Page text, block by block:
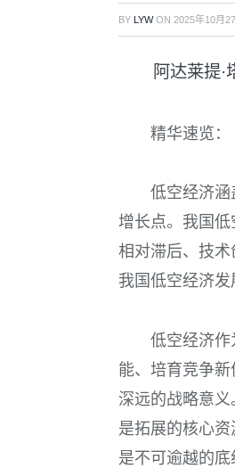
BY LYWON 2025年10月
阿达莱提·
精华速览：
低空经济
增长点。我国
相对滞后、技
我国低空经济发
低空经济
能、培育竞争
深远的战略意
是拓展的核心
是不可逾越的